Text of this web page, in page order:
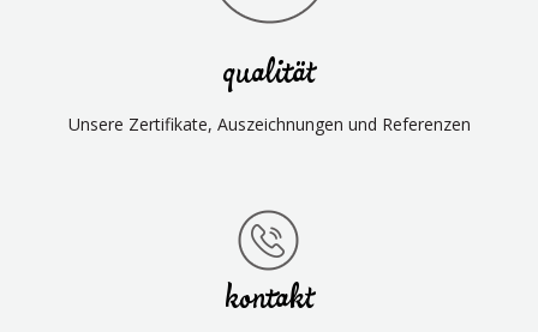
qualität
Unsere Zertifikate, Auszeichnungen und Referenzen
kontakt